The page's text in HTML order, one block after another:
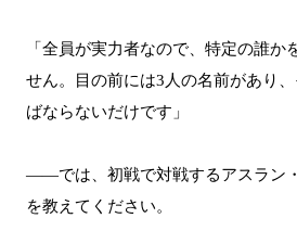
「全員が実力者なので、特定の誰か
せん。目の前には3人の名前があり
ばならないだけです」
――では、初戦で対戦するアスラン
を教えてください。